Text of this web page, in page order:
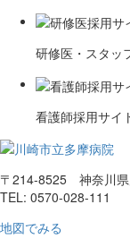
研修医・スタッ
看護師採用サイ
〒214-8525 神奈川
TEL: 0570-028-111
地図でみる